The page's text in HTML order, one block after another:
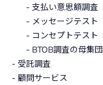
支払い意思額調査
メッセージテスト
コンセプトテスト
BTOB調査の母集団
受託調査
顧問サービス